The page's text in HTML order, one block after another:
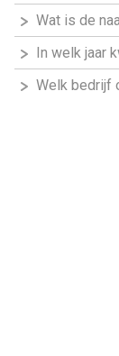
Wat is de
In welk jaar
Welk bedrijf